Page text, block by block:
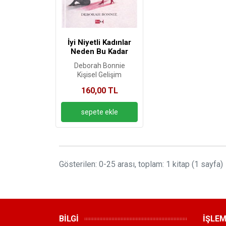
İyi Niyetli Kadınlar
Neden Bu Kadar
Yorulur?
Deborah Bonnie
Kişisel Gelişim
160,00 TL
Gösterilen: 0-25 arası, toplam: 1 kitap (1 sayfa)
BİLGİ